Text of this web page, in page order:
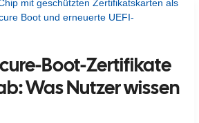
Boot-Zertifikate
Was Nutzer wissen